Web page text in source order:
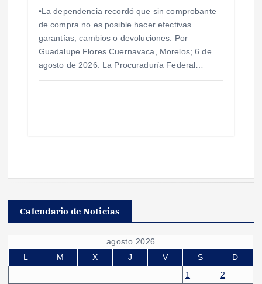
•La dependencia recordó que sin comprobante
de compra no es posible hacer efectivas
garantías, cambios o devoluciones. Por
Guadalupe Flores Cuernavaca, Morelos; 6 de
agosto de 2026. La Procuraduría Federal…
Calendario de Noticias
agosto 2026
L
M X J V S
D
1
2